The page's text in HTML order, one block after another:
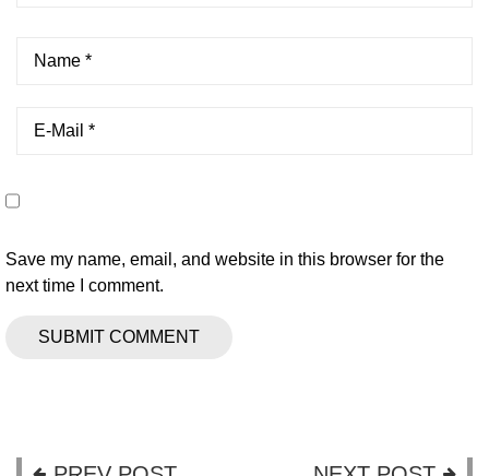
Save my name, email, and website in this browser for the
next time I comment.